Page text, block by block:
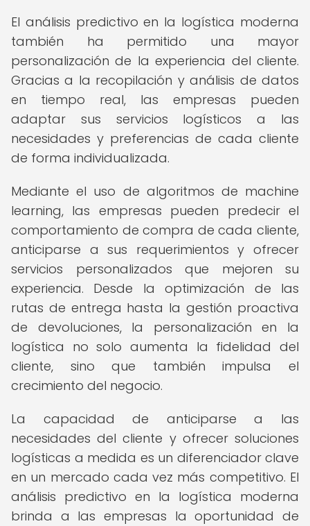
El análisis predictivo en la logística moderna
también ha permitido una mayor
personalización de la experiencia del cliente.
Gracias a la recopilación y análisis de datos
en tiempo real, las empresas pueden
adaptar sus servicios logísticos a las
necesidades y preferencias de cada cliente
de forma individualizada.
Mediante el uso de algoritmos de machine
learning, las empresas pueden predecir el
comportamiento de compra de cada cliente,
anticiparse a sus requerimientos y ofrecer
servicios personalizados que mejoren su
experiencia. Desde la optimización de las
rutas de entrega hasta la gestión proactiva
de devoluciones, la personalización en la
logística no solo aumenta la fidelidad del
cliente, sino que también impulsa el
crecimiento del negocio.
La capacidad de anticiparse a las
necesidades del cliente y ofrecer soluciones
logísticas a medida es un diferenciador clave
en un mercado cada vez más competitivo. El
análisis predictivo en la logística moderna
brinda a las empresas la oportunidad de